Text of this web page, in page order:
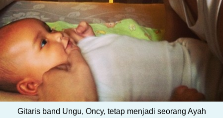
Gitaris band Ungu, Oncy, tetap menjadi seorang Ayah